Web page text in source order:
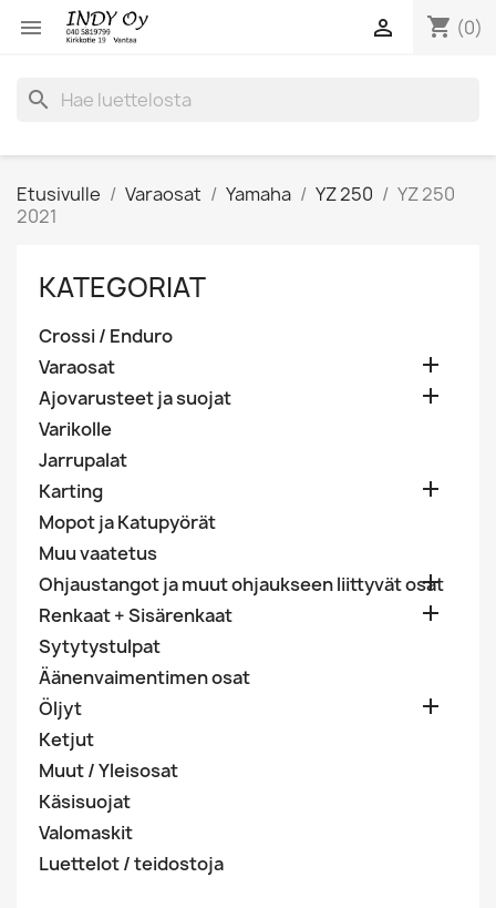
 shopping_cart (0)

search
Etusivulle Varaosat Yamaha YZ 250
YZ 250
2021
KATEGORIAT
Crossi / Enduro
Varaosat

Ajovarusteet ja suojat 
Varikolle
Jarrupalat
Karting

Mopot ja Katupyörät
Muu vaatetus
Ohjaustangot ja muut ohjaukseen liittyvät osat

Renkaat + Sisärenkaat 
Sytytystulpat
Äänenvaimentimen osat
Öljyt

Ketjut
Muut / Yleisosat
Käsisuojat
Valomaskit
Luettelot / teidostoja